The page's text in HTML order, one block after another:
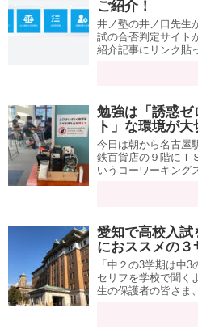
ご紹介！
井ノ塾の井ノ口先生
試の合否判定サイト
紹介記事にリンク貼
勉強は「誘惑ゼ
ト」な環境が大
今日は朝から名古屋
鉄百貨店の９階にＴ
いうコーワーキング
愛知で高校入試
におススメの３
「中２の3学期は中
セリフを学校で聞く
生の保護者の皆さま